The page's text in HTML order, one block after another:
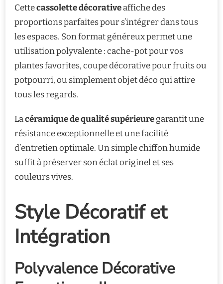
Cettecassolette décorativeaffiche des
proportions parfaites pour s’intégrer dans tous
les espaces. Son format généreux permet une
utilisation polyvalente : cache-pot pour vos
plantes favorites, coupe décorative pour fruits ou
potpourri, ou simplement objet déco qui attire
tous les regards.
Lacéramique de qualité supérieuregarantit une
résistance exceptionnelle et une facilité
d’entretien optimale. Un simple chiffon humide
suffit à préserver son éclat originel et ses
couleurs vives.
Style Décoratif et
Intégration
Polyvalence Décorative